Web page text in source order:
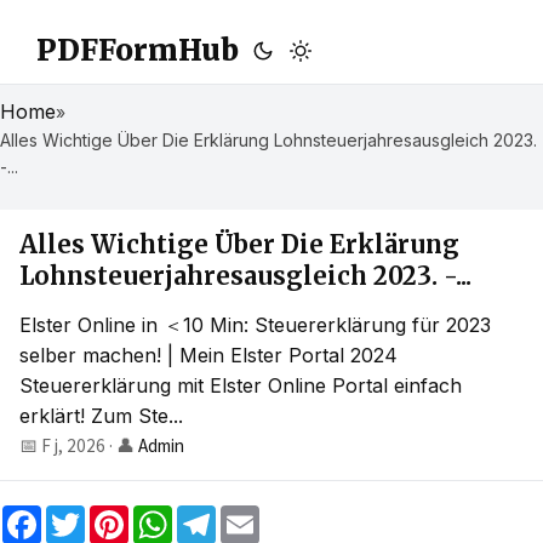
PDFFormHub
Home»
Alles Wichtige Über Die Erklärung Lohnsteuerjahresausgleich 2023.
-...
Alles Wichtige Über Die Erklärung
Lohnsteuerjahresausgleich 2023. -...
Elster Online in ＜10 Min: Steuererklärung für 2023
selber machen! | Mein Elster Portal 2024
Steuererklärung mit Elster Online Portal einfach
erklärt! Zum Ste...
📅 F j, 2026 · 👤 Admin
F
a
T
w
P
W
h
T
e